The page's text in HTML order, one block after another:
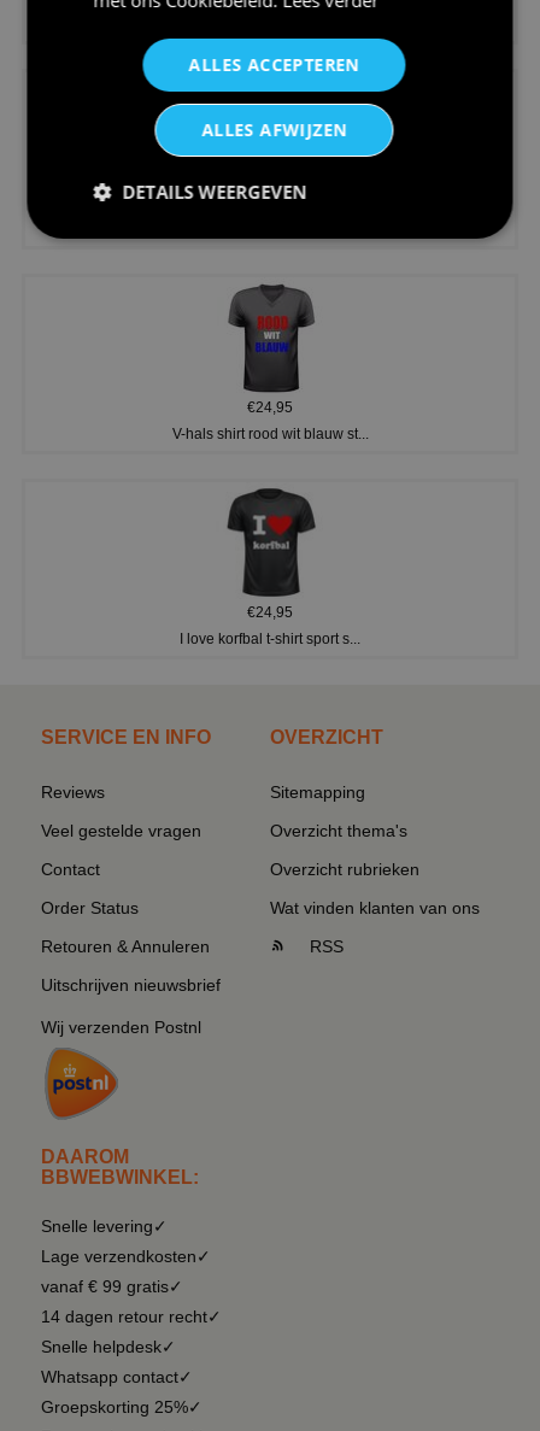
€24,95
€24,95
V-hals shirt rood wit blauw st...
€24,95
I love korfbal t-shirt sport s...
SERVICE EN INFO
Reviews
Veel gestelde vragen
Contact
Order Status
Retouren & Annuleren
Uitschrijven nieuwsbrief
Wij verzenden Postnl
DAAROM
BBWEBWINKEL:
Snelle levering✓
Lage verzendkosten✓
vanaf € 99 gratis✓
14 dagen retour recht✓
Snelle helpdesk✓
Whatsapp contact✓
Groepskorting 25%✓
OVERZICHT
Sitemapping
Overzicht thema's
Overzicht rubrieken
Wat vinden klanten van ons
RSS
ALLES ACCEPTEREN
ALLES AFWIJZEN
DETAILS WEERGEVEN